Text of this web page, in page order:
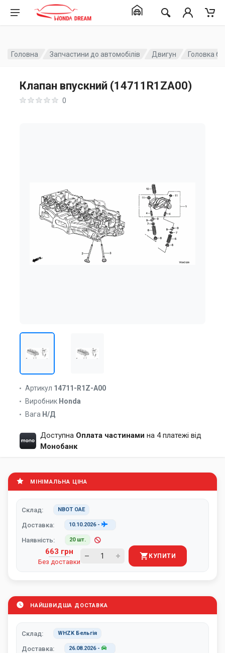
Головна Запчастини до автомобілів Двигун Головка
Клапан впускний (14711R1ZA00)
0
Артикул 14711-R1Z-A00
Виробник Honda
Вага Н/Д
Доступна Оплата частинами на 4 платежі від
Монобанк
МІНІМАЛЬНА ЦІНА
Склад: NBOT ОАЕ
Доставка: 10.10.2026-
Наявність: 20 шт.
663 грн
Без доставки
КУПИТИ
НАЙШВИДША ДОСТАВКА
Склад: WHZK Бельгія
Доставка: 26.08.2026-